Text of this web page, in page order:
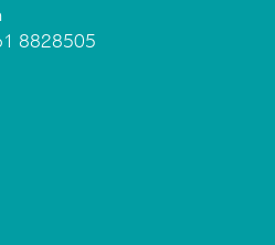
8828505